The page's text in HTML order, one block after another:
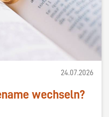
24.07.2026
wechseln?